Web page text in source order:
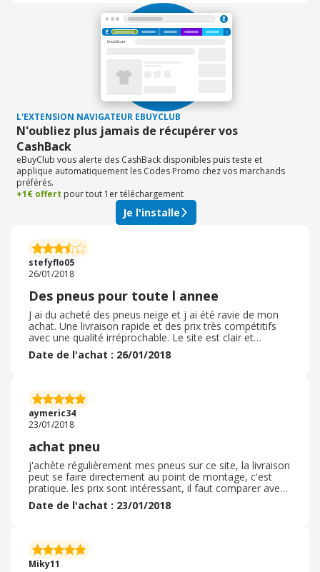
plus économique que chez un garagiste. Site très
sérieux, à recommander +++ sans aucun soucis.
L'EXTENSION NAVIGATEUR EBUYCLUB
N'oubliez plus jamais de récupérer vos
CashBack
eBuyClub vous alerte des CashBack disponibles puis teste et
applique automatiquement les Codes Promo chez vos marchands
préférés.
+1€ offert pour tout 1er téléchargement
Je l'installe
stefyflo05
26/01/2018
Des pneus pour toute l annee
J ai du acheté des pneus neige et j ai été ravie de mon
achat. Une livraison rapide et des prix très compétitifs
avec une qualité irréprochable. Le site est clair et
proposé différentes marques et différents modèles.
Date de l'achat : 26/01/2018
aymeric34
23/01/2018
achat pneu
j'achète régulièrement mes pneus sur ce site, la livraison
peut se faire directement au point de montage, c'est
pratique. les prix sont intéressant, il faut comparer avec
les autres site quand même suivant le pneu choisi. les
produits sont de bonne qualité.
Date de l'achat : 23/01/2018
Miky11